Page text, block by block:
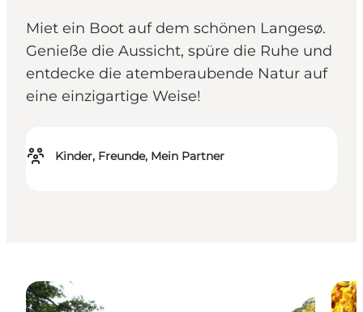
Miet ein Boot auf dem schönen Langesø.
Genieße die Aussicht, spüre die Ruhe und
entdecke die atemberaubende Natur auf
eine einzigartige Weise!
Kinder, Freunde, Mein Partner